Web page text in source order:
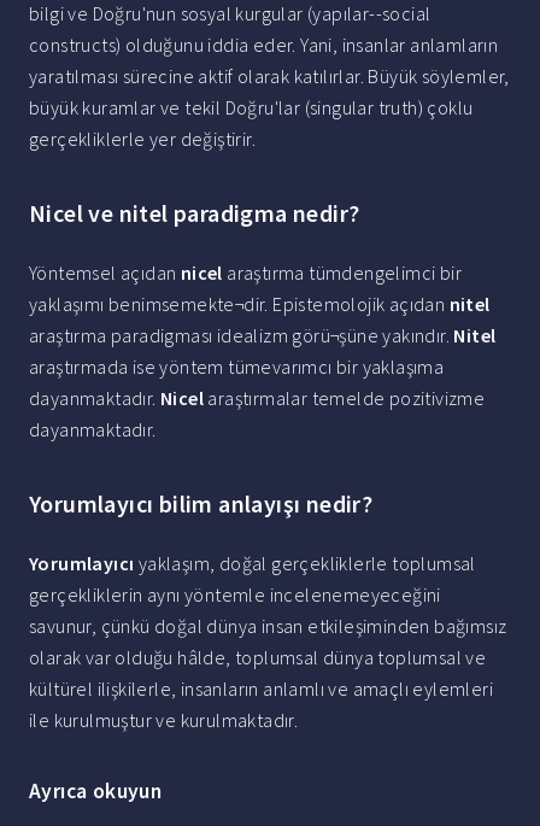
bilgi ve Doğru'nun sosyal kurgular (yapılar--social
constructs) olduğunu iddia eder. Yani, insanlar anlamların
yaratılması sürecine aktif olarak katılırlar. Büyük söylemler,
büyük kuramlar ve tekil Doğru'lar (singular truth) çoklu
gerçekliklerle yer değiştirir.
Nicel ve nitel paradigma nedir?
Yöntemsel açıdan nicel araştırma tümdengelimci bir
yaklaşımı benimsemekte¬dir. Epistemolojik açıdan nitel
araştırma paradigması idealizm görü¬şüne yakındır. Nitel
araştırmada ise yöntem tümevarımcı bir yaklaşıma
dayanmaktadır. Nicel araştırmalar temelde pozitivizme
dayanmaktadır.
Yorumlayıcı bilim anlayışı nedir?
Yorumlayıcı yaklaşım, doğal gerçekliklerle toplumsal
gerçekliklerin aynı yöntemle incelenemeyeceğini
savunur, çünkü doğal dünya insan etkileşiminden bağımsız
olarak var olduğu hâlde, toplumsal dünya toplumsal ve
kültürel ilişkilerle, insanların anlamlı ve amaçlı eylemleri
ile kurulmuştur ve kurulmaktadır.
Ayrıca okuyun